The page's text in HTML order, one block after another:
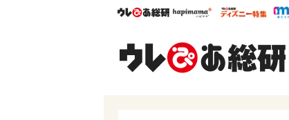
ウレぴあ総研ハピママ* ウ